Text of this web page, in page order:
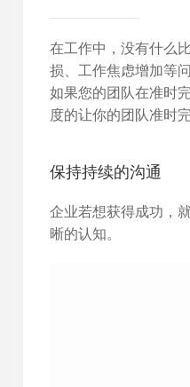
专注于工作场景的即时通讯工具
地 OKR、敏捷研发等先进理念
在工作中，没有什么
损、工作焦虑增加等问
如果您的团队在准时
度的让你的团队准时
保持持续的沟通
企业若想获得成功，
晰的认知。